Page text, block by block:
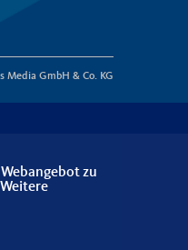
Media GmbH & Co. KG
zu